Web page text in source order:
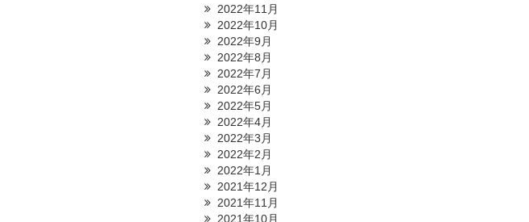
2022年11月
2022年10月
2022年9月
2022年8月
2022年7月
2022年6月
2022年5月
2022年4月
2022年3月
2022年2月
2022年1月
2021年12月
2021年11月
2021年10月